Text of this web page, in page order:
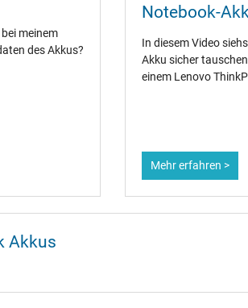
meinem
des Akkus?
Notebook-
In diesem Video
Akku sicher
einem Lenovo
Mehr erfahren >
Akkus